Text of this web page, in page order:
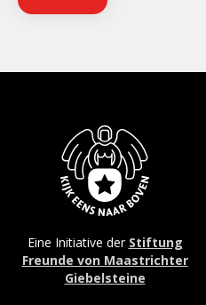
Eine Initiative der Stiftung
Freunde von Maastrichter
Giebelsteine